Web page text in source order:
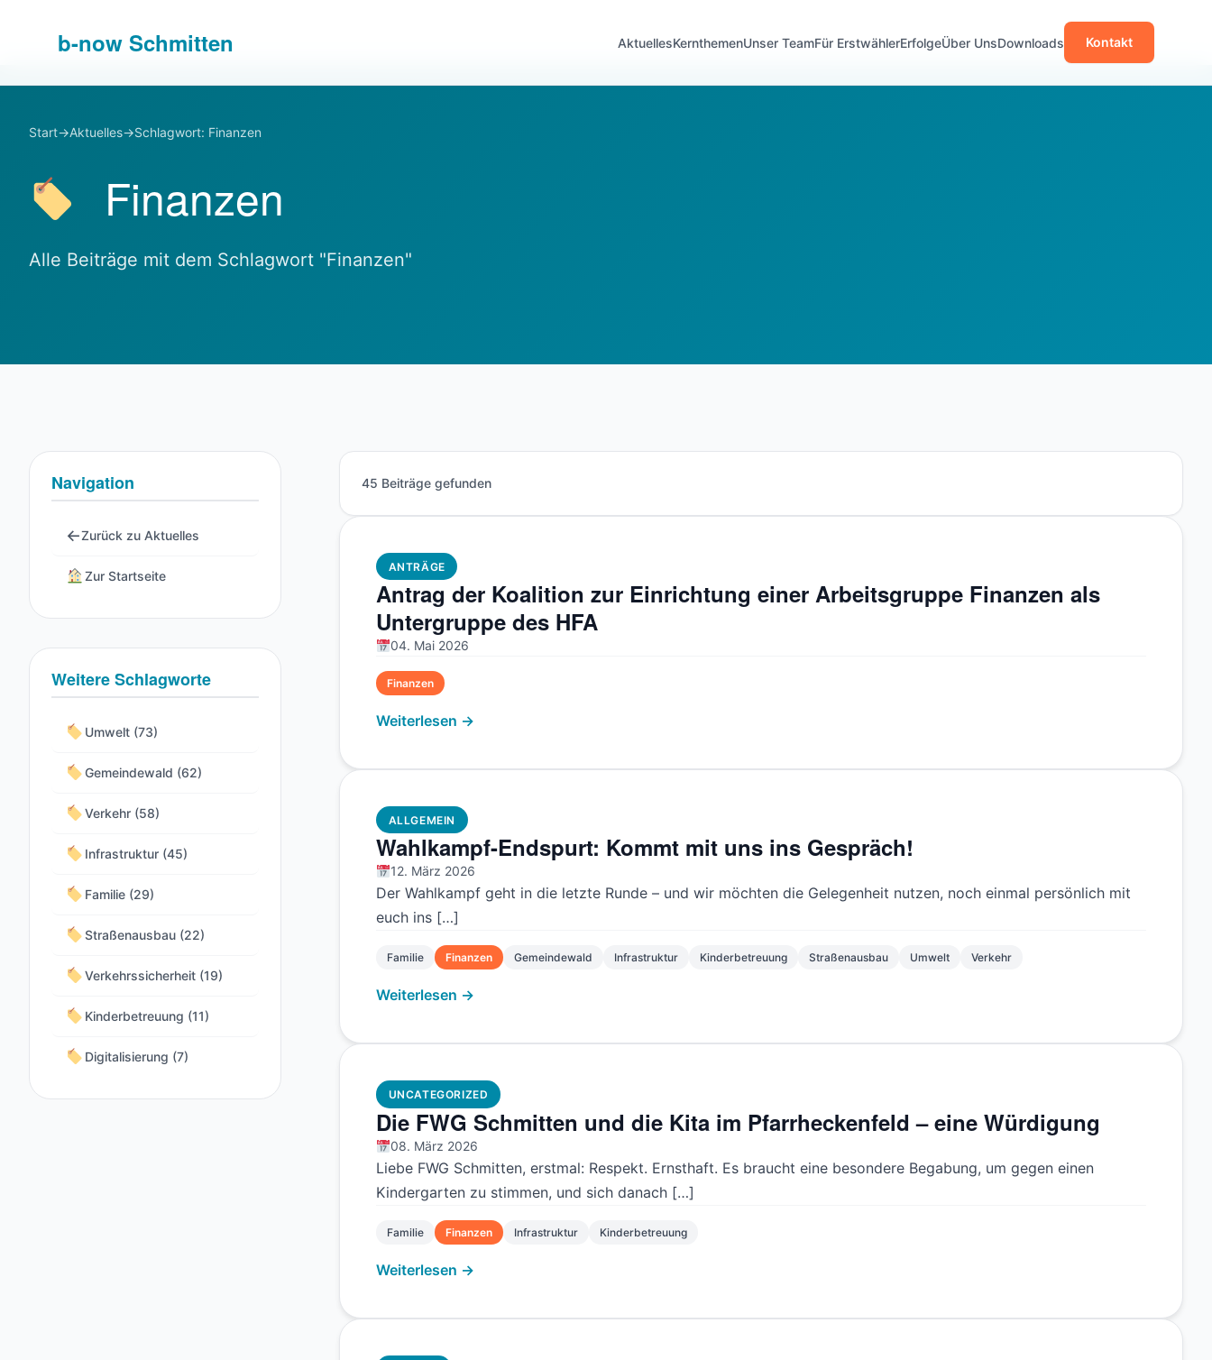
b-now Schmitten AktuellesKernthemenUnser TeamFür ErstwählerErfolgeÜber UnsDownloads Kontakt
Start→Aktuelles→Schlagwort: Finanzen
Finanzen
Alle Beiträge mit dem Schlagwort "Finanzen"
Navigation
←Zurück zu Aktuelles
Zur Startseite
Weitere Schlagworte
Umwelt (73)
Gemeindewald (62)
Verkehr (58)
Infrastruktur (45)
Familie (29)
Straßenausbau (22)
Verkehrssicherheit (19)
Kinderbetreuung (11)
Digitalisierung (7)
45 Beiträge gefunden
ANTRÄGE
Antrag der Koalition zur Einrichtung einer Arbeitsgruppe Finanzen als
Untergruppe des HFA
04. Mai 2026
Finanzen
Weiterlesen →
ALLGEMEIN
Wahlkampf-Endspurt: Kommt mit uns ins Gespräch!
12. März 2026
Der Wahlkampf geht in die letzte Runde – und wir möchten die Gelegenheit nutzen, noch einmal persönlich mit
euch ins […]
Familie Finanzen Gemeindewald Infrastruktur Kinderbetreuung Straßenausbau Umwelt Verkehr
Weiterlesen →
UNCATEGORIZED
Die FWG Schmitten und die Kita im Pfarrheckenfeld – eine Würdigung
08. März 2026
Liebe FWG Schmitten, erstmal: Respekt. Ernsthaft. Es braucht eine besondere Begabung, um gegen einen
Kindergarten zu stimmen, und sich danach […]
Familie Finanzen Infrastruktur Kinderbetreuung
Weiterlesen →